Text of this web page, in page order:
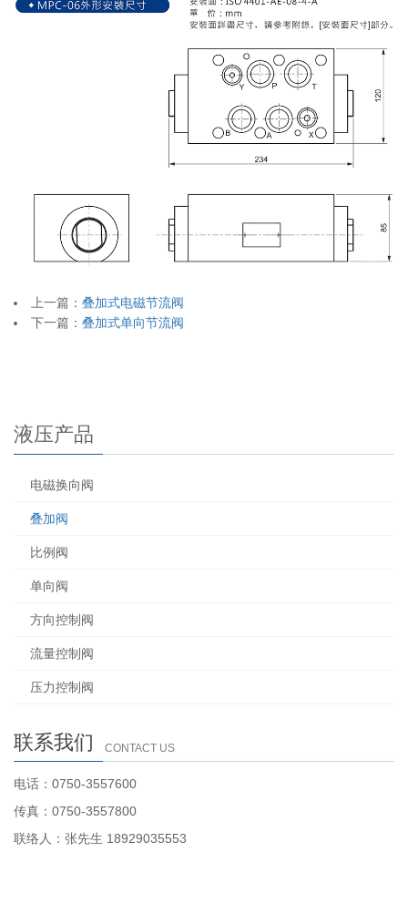
上一篇： 叠加式电磁节流阀
下一篇： 叠加式单向节流阀
液压产品
电磁换向阀
叠加阀
比例阀
单向阀
方向控制阀
流量控制阀
压力控制阀
联系我们 CONTACT US
电话：0750-3557600
传真：0750-3557800
联络人：张先生 18929035553